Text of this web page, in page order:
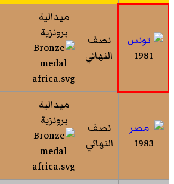
1981
نصف
النهائي
ميدالية
برونزية
1983
نصف
النهائي
ميدالية
برونزية